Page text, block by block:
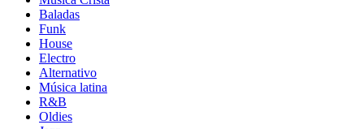
Baladas
Funk
House
Electro
Alternativo
Música latina
R&B
Oldies